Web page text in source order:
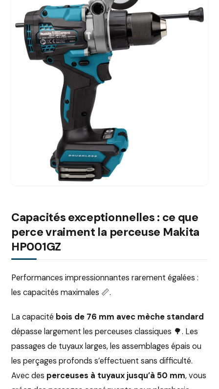
Capacités exceptionnelles : ce que
perce vraiment la perceuse Makita
HP001GZ
Performances impressionnantes rarement égalées :
les capacités maximales 📏.
La capacité bois de 76 mm avec mèche standard
dépasse largement les perceuses classiques 🌳. Les
passages de tuyaux larges, les assemblages épais ou
les perçages profonds s’effectuent sans difficulté.
Avec des perceuses à tuyaux jusqu’à 50 mm, vous